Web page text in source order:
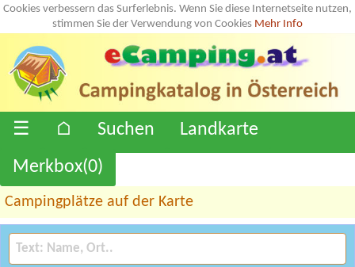
Cookies verbessern das Surferlebnis. Wenn Sie diese Internetseite nutzen,
stimmen Sie der Verwendung von Cookies Mehr Info
☰ ⌂ Suchen
Landkarte
Merkbox(0)
Campingplätze auf der Karte